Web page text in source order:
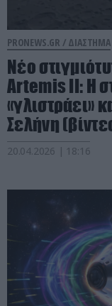
PRONEWS.GR / ΔΙΑΣΤΗΜΑ
Νέο
Artemis II: Η
«γλιστράει»
Σελήνη
20.04.2026 | 18:16